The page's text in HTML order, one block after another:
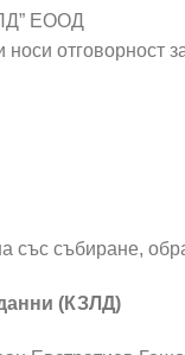
ЕООД
отговорност
със събиране,
(КЗЛД)